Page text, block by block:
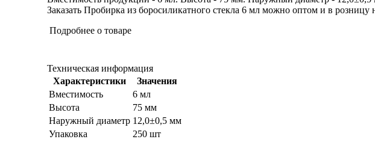
Заказать Пробирка из боросиликатного стекла 6 мл можно оптом и в
Подробнее о товаре
Техническая информация
Характеристики
Значения
Вместимость
6 мл
Высота
75 мм
Наружный диаметр 12,0±0,5 мм
Упаковка
250 шт